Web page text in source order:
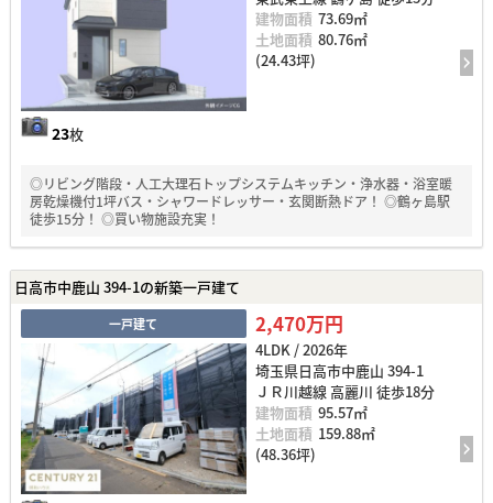
23枚
建物面積 73.69㎡
土地面積 80.76㎡
(24.43坪)
◎リビング階段・人工大理石トップシステムキッチン・浄水器・浴室暖
房乾燥機付1坪バス・シャワードレッサー・玄関断熱ドア！ ◎鶴ヶ島駅
徒歩15分！ ◎買い物施設充実！
日高市中鹿山 394-1の新築一戸建て
一戸建て 2,470万円
4LDK / 2026年
埼玉県日高市中鹿山 394-1
ＪＲ川越線 高麗川 徒歩18分
建物面積 95.57㎡
土地面積 159.88㎡
(48.36坪)